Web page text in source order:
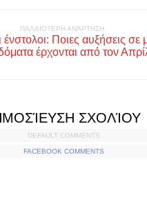
ΠΑΛΑΙΌΤΕΡΗ ΑΝΆΡΤΗΣΗ
Ποιες αυξήσεις σε
έρχονται από τον
ΣΧΟΛΊΟΥ
DEFAULT COMMENTS
FACEBOOK COMMENTS